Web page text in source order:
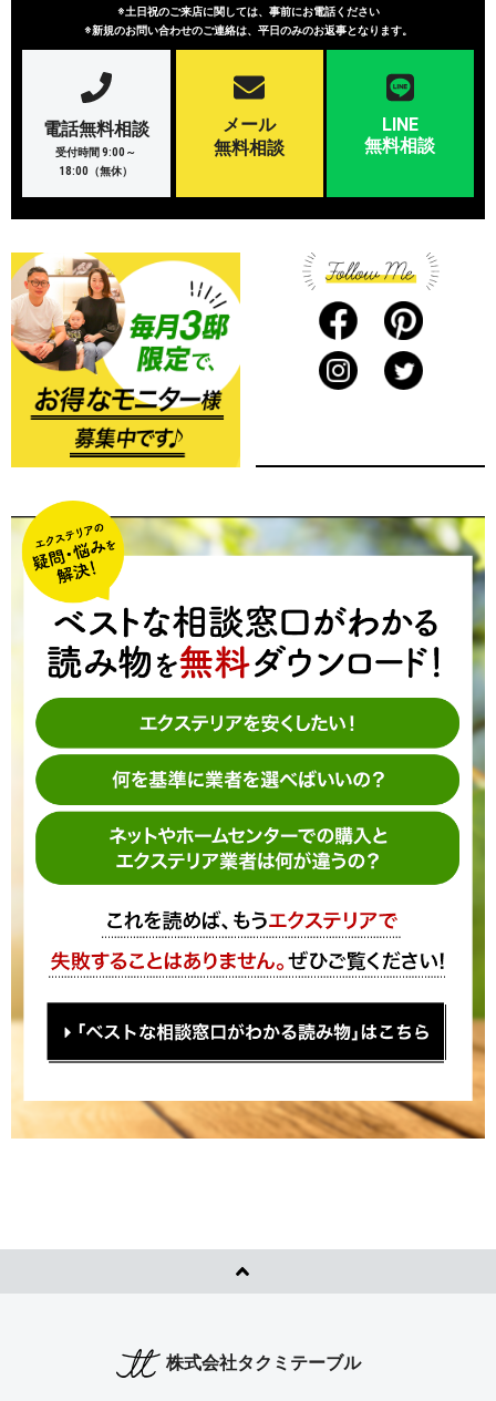
※土日祝のご来店に関しては、事前にお電話ください
※新規のお問い合わせのご連絡は、平日のみのお返事となります。
電話無料相談
受付時間 9:00～
18:00（無休）
メール
無料相談
LINE
無料相談
株式会社タクミテーブル